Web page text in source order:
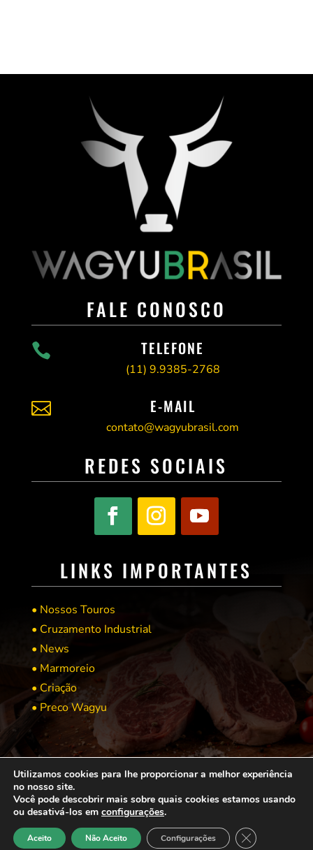
FALE CONOSCO
 TELEFONE
(11) 9.9385-2768
 E-MAIL
contato@wagyubrasil.com
REDES SOCIAIS
LINKS IMPORTANTES
• Nossos Touros
• Cruzamento Industrial
• News
• Marmoreio
• Criação
• Preco Wagyu
© COPYRIGHT 2021 → WAGYU BRASIL → POR: CONEKI - SOLUÇÕES DIGITAIS | CRIAÇÃO
Referências Bibliográficas
Utilizamos cookies para lhe proporcionar a melhor experiência
no nosso site.
Você pode descobrir mais sobre quais cookies estamos usando
ou desativá-los em configurações.
Aceito Não Aceito Configurações Close GDPR